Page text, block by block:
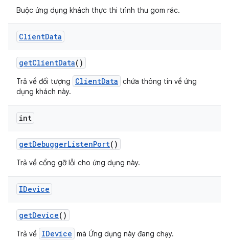
Buộc ứng dụng khách thực thi trình thu gom rác.
ClientData
getClientData()
Trả về đối tượng ClientData chứa thông tin về ứng
dụng khách này.
int
getDebuggerListenPort()
Trả về cổng gỡ lỗi cho ứng dụng này.
IDevice
getDevice()
Trả về IDevice mà Ứng dụng này đang chạy.